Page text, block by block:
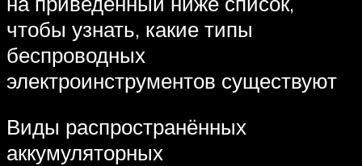
чтобы узнать, какие типы
беспроводных
электроинструментов существуют
Виды распространённых
аккумуляторных